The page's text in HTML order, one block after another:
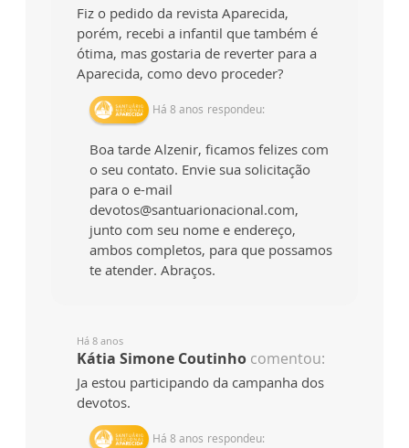
Fiz o pedido da revista Aparecida,
porém, recebi a infantil que também é
ótima, mas gostaria de reverter para a
Aparecida, como devo proceder?
Há 8 anos respondeu:
Boa tarde Alzenir, ficamos felizes com
o seu contato. Envie sua solicitação
para o e-mail
devotos@santuarionacional.com,
junto com seu nome e endereço,
ambos completos, para que possamos
te atender. Abraços.
Há 8 anos
Kátia Simone Coutinho comentou:
Ja estou participando da campanha dos
devotos.
Há 8 anos respondeu: